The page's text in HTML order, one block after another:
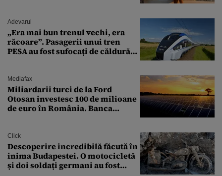
Adevarul
„Era mai bun trenul vechi, era
răcoare”. Pasagerii unui tren
PESA au fost sufocați de căldură
Mediafax
Miliardarii turci de la Ford
Otosan investesc 100 de milioane
de euro în România. Banca
Click
Descoperire incredibilă făcută în
inima Budapestei. O motocicletă
și doi soldați germani au fost